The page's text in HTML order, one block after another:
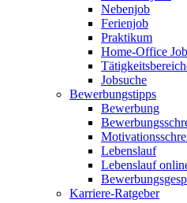
Nebenjob
Ferienjob
Praktikum
Home-Office
Jobsuche
Bewerbungstipps
Bewerbung
Lebenslauf
Lebenslauf
Karriere-Ratgeber